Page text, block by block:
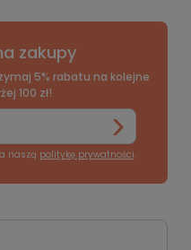
zakupy
5% rabatu na kolejne
100 zł!
naszą politykę prywatności.